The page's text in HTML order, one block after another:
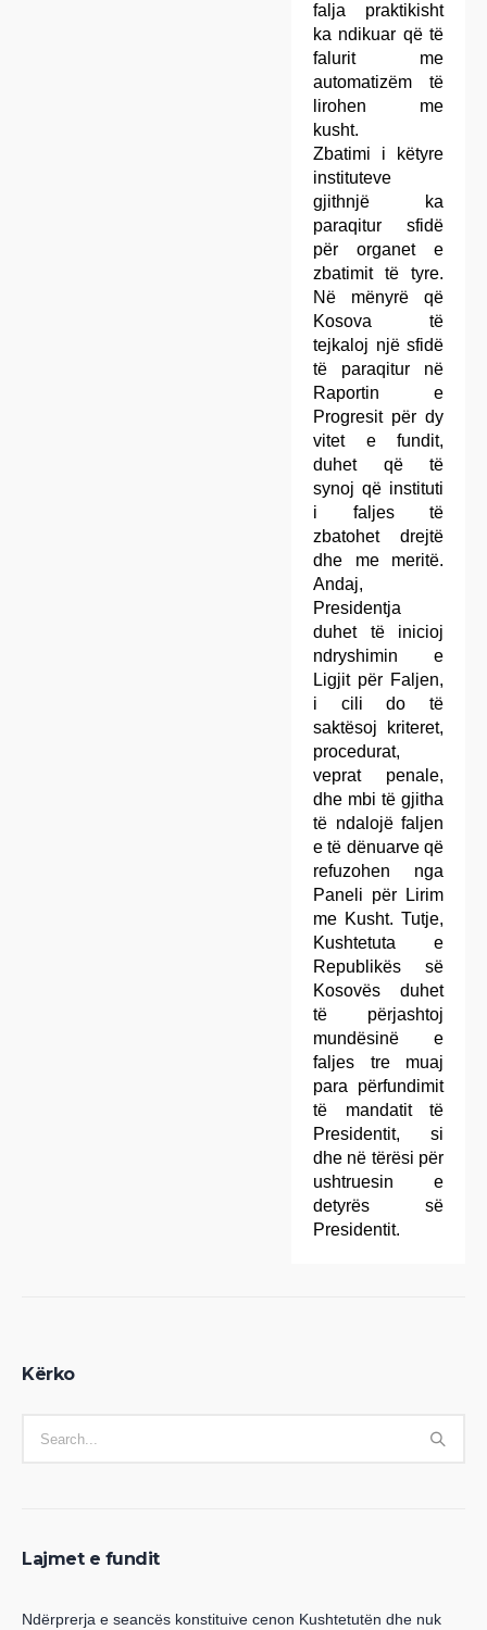
falja praktikisht
ka ndikuar që të
falurit me
automatizëm të
lirohen me
kusht.
Zbatimi i këtyre
instituteve
gjithnjë ka
paraqitur sfidë
për organet e
zbatimit të tyre.
Në mënyrë që
Kosova të
tejkaloj një sfidë
të paraqitur në
Raportin e
Progresit për dy
vitet e fundit,
duhet që të
synoj që instituti
i faljes të
zbatohet drejtë
dhe me meritë.
Andaj,
Presidentja
duhet të inicioj
ndryshimin e
Ligjit për Faljen,
i cili do të
saktësoj kriteret,
procedurat,
veprat penale,
dhe mbi të gjitha
të ndalojë faljen
e të dënuarve që
refuzohen nga
Paneli për Lirim
me Kusht. Tutje,
Kushtetuta e
Republikës së
Kosovës duhet
të përjashtoj
mundësinë e
faljes tre muaj
para përfundimit
të mandatit të
Presidentit, si
dhe në tërësi për
ushtruesin e
detyrës së
Presidentit.
Kërko
Lajmet e fundit
Ndërprerja e seancës konstituive cenon Kushtetutën dhe nuk